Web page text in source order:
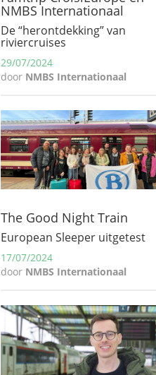
NMBS Internationaal
De “herontdekking” van
riviercruises
29/07/2024
door NMBS Internationaal
The Good Night Train
European Sleeper uitgetest
17/07/2024
door NMBS Internationaal